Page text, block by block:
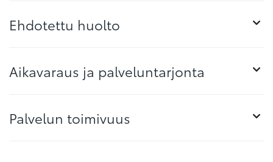
Ehdotettu huolto
Aikavaraus ja palveluntarjonta
Palvelun toimivuus